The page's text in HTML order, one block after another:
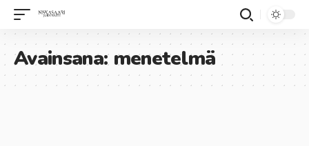
Avainsana: menetelmä